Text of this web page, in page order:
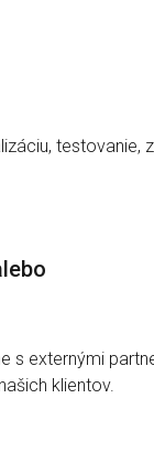
testovanie,
s externými
klientov.